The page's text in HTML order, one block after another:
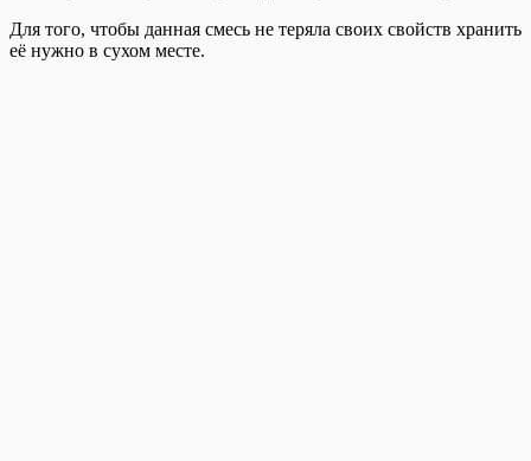
Для того, чтобы данная смесь не теряла своих свойств хранить
её нужно в сухом месте.